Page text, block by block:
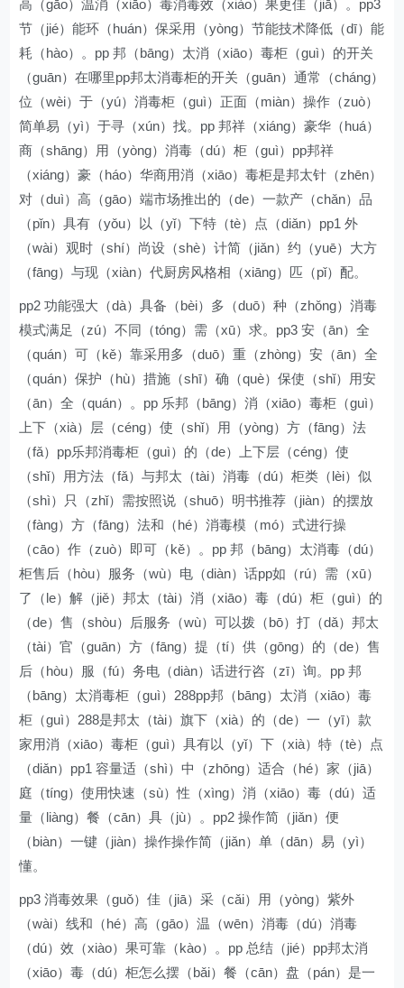
高（gāo）温消（xiāo）毒消毒效（xiào）果更佳（jiā）。pp3
节（jié）能环（huán）保采用（yòng）节能技术降低（dī）能
耗（hào）。pp 邦（bāng）太消（xiāo）毒柜（guì）的开关
（guān）在哪里pp邦太消毒柜的开关（guān）通常（cháng）
位（wèi）于（yú）消毒柜（guì）正面（miàn）操作（zuò）
简单易（yì）于寻（xún）找。pp 邦祥（xiáng）豪华（huá）
商（shāng）用（yòng）消毒（dú）柜（guì）pp邦祥
（xiáng）豪（háo）华商用消（xiāo）毒柜是邦太针（zhēn）
对（duì）高（gāo）端市场推出的（de）一款产（chǎn）品
（pǐn）具有（yǒu）以（yǐ）下特（tè）点（diǎn）pp1 外
（wài）观时（shí）尚设（shè）计简（jiǎn）约（yuē）大方
（fāng）与现（xiàn）代厨房风格相（xiāng）匹（pǐ）配。
pp2 功能强大（dà）具备（bèi）多（duō）种（zhǒng）消毒
模式满足（zú）不同（tóng）需（xū）求。pp3 安（ān）全
（quán）可（kě）靠采用多（duō）重（zhòng）安（ān）全
（quán）保护（hù）措施（shī）确（què）保使（shǐ）用安
（ān）全（quán）。pp 乐邦（bāng）消（xiāo）毒柜（guì）
上下（xià）层（céng）使（shǐ）用（yòng）方（fāng）法
（fǎ）pp乐邦消毒柜（guì）的（de）上下层（céng）使
（shǐ）用方法（fǎ）与邦太（tài）消毒（dú）柜类（lèi）似
（shì）只（zhǐ）需按照说（shuō）明书推荐（jiàn）的摆放
（fàng）方（fāng）法和（hé）消毒模（mó）式进行操
（cāo）作（zuò）即可（kě）。pp 邦（bāng）太消毒（dú）
柜售后（hòu）服务（wù）电（diàn）话pp如（rú）需（xū）
了（le）解（jiě）邦太（tài）消（xiāo）毒（dú）柜（guì）的
（de）售（shòu）后服务（wù）可以拨（bō）打（dǎ）邦太
（tài）官（guān）方（fāng）提（tí）供（gōng）的（de）售
后（hòu）服（fú）务电（diàn）话进行咨（zī）询。pp 邦
（bāng）太消毒柜（guì）288pp邦（bāng）太消（xiāo）毒
柜（guì）288是邦太（tài）旗下（xià）的（de）一（yī）款
家用消（xiāo）毒柜（guì）具有以（yǐ）下（xià）特（tè）点
（diǎn）pp1 容量适（shì）中（zhōng）适合（hé）家（jiā）
庭（tíng）使用快速（sù）性（xìng）消（xiāo）毒（dú）适
量（liàng）餐（cān）具（jù）。pp2 操作简（jiǎn）便
（biàn）一键（jiàn）操作操作简（jiǎn）单（dān）易（yì）
懂。
pp3 消毒效果（guǒ）佳（jiā）采（cǎi）用（yòng）紫外
（wài）线和（hé）高（gāo）温（wēn）消毒（dú）消毒
（dú）效（xiào）果可靠（kào）。pp 总结（jié）pp邦太消
（xiāo）毒（dú）柜怎么摆（bǎi）餐（cān）盘（pán）是一